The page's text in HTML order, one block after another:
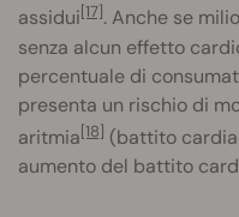
assidui[17]. Anche se
senza alcun effetto
percentuale di
presenta un rischio di
aritmia[18] (battito
aumento del battito